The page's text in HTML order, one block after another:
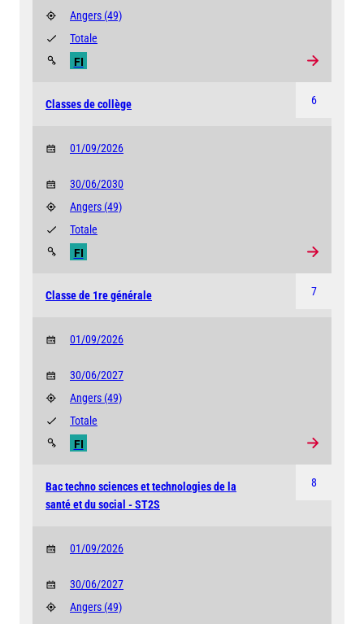
Angers (49)
FI
Totale
6
Classes de collège
01/09/2026
30/06/2030
Angers (49)
FI
Totale
7
Classe de 1re générale
01/09/2026
30/06/2027
Angers (49)
FI
Totale
8
Bac techno sciences et technologies de la
santé et du social - ST2S
01/09/2026
30/06/2027
Angers (49)